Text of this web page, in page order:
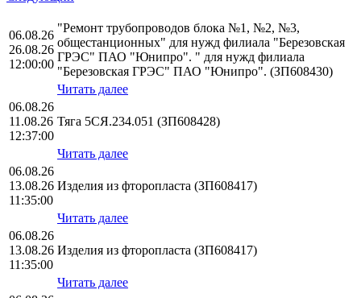
06.08.26
26.08.26
12:00:00
"Ремонт трубопроводов блока №1, №2, №3,
общестанционных" для нужд филиала "Березовская
ГРЭС" ПАО "Юнипро". " для нужд филиала
"Березовская ГРЭС" ПАО "Юнипро". (ЗП608430)
Читать далее
06.08.26
11.08.26
12:37:00
Тяга 5СЯ.234.051 (ЗП608428)
Читать далее
06.08.26
13.08.26
11:35:00
Изделия из фторопласта (ЗП608417)
Читать далее
06.08.26
13.08.26
11:35:00
Изделия из фторопласта (ЗП608417)
Читать далее